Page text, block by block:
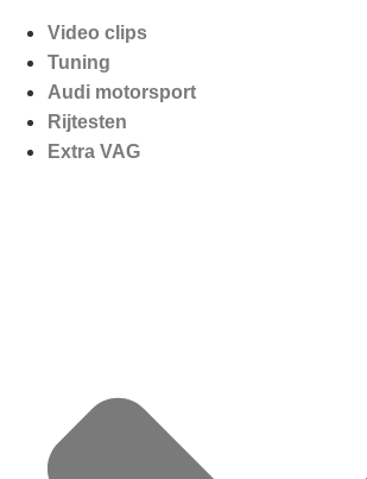
Video clips
Tuning
Audi motorsport
Rijtesten
Extra VAG